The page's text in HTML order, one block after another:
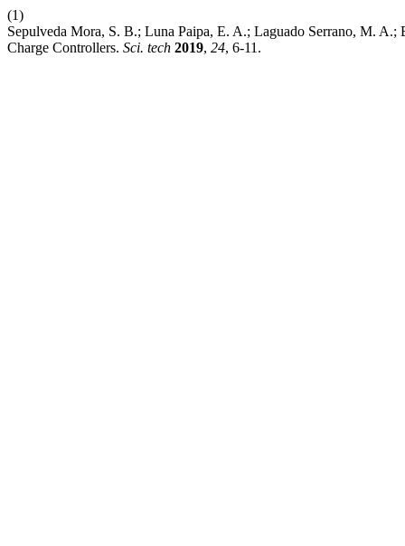
(1)
Sepulveda Mora, S. B.; Luna Paipa, E. A.; Laguado Serrano, M.
Charge Controllers. Sci. tech 2019, 24, 6-11.